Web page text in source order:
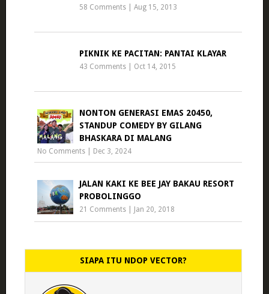
58 Comments |Aug 15, 2013
PIKNIK KE PACITAN: PANTAI KLAYAR
43 Comments Oct 14, 2015
NONTON GENERASI EMAS 20450,
STANDUP COMEDY BY GILANG
BHASKARA DI MALANG
No Comments Dec 3, 2024
JALAN KAKI KE BEE JAY BAKAU RESORT
PROBOLINGGO
21 Comments Jan 20, 2018
SIAPA ITU NDOP VECTOR?